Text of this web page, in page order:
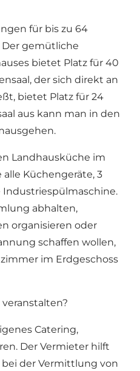
für bis zu 64
Der gemütliche
bietet Platz für 40
der sich direkt an
bietet Platz für 24
aus kann man in den
Landhausküche im
Küchengeräte, 3
abhalten,
organisieren oder
schaffen wollen,
im Erdgeschoss
Catering,
Der Vermieter hilft
der Vermittlung von